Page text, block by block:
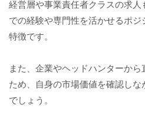
経営層や事業責任者クラスの求人
での経験や専門性を活かせるポ
特徴です。
また、企業やヘッドハンターか
ため、自身の市場価値を確認し
でしょう。